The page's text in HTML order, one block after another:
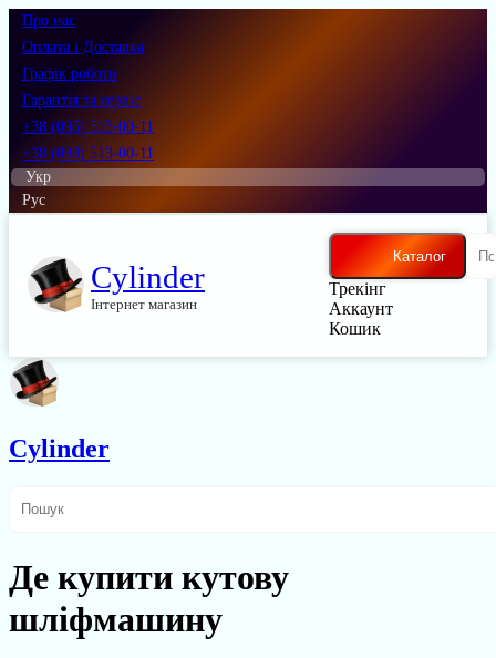
Про нас
Оплата і Доставка
Графік роботи
Гарантія та сервіс
+38 (095) 513-00-11
+38 (093) 513-00-11
Укр
Рус
Cylinder
Інтернет магазин
Каталог
Трекінг
Аккаунт
Кошик
Cylinder
Де купити кутову
шліфмашину